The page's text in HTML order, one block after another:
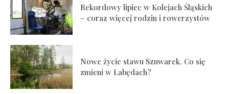
Rekordowy lipiec w Kolejach Śląskich
– coraz więcej rodzin i rowerzystów
Nowe życie stawu Szuwarek. Co się
zmieni w Łabędach?